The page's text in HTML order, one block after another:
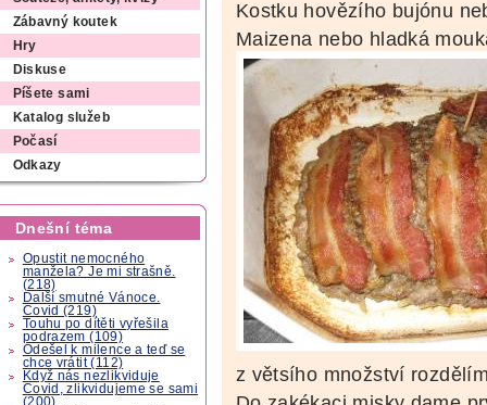
Zábavný koutek
Hry
Diskuse
Píšete sami
Katalog služeb
Počasí
Odkazy
Dnešní téma
Opustit nemocného
manžela? Je mi strašně.
(218)
Další smutné Vánoce.
Covid (219)
Touhu po dítěti vyřešila
podrazem (109)
Odešel k milence a teď se
chce vrátit (112)
Když nás nezlikviduje
Covid, zlikvidujeme se sami
(200)
Kostku hovězího bujónu
Maizena nebo hladká
z větsího množství